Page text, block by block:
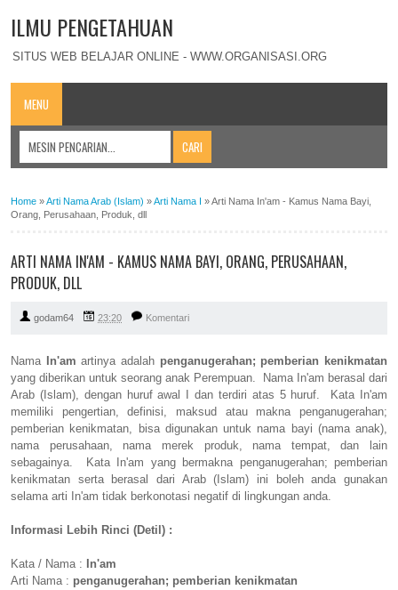
ILMU PENGETAHUAN
SITUS WEB BELAJAR ONLINE - WWW.ORGANISASI.ORG
MENU
Home »Arti Nama Arab (Islam) »Arti Nama I »Arti Nama In'am - Kamus Nama Bayi,
Orang, Perusahaan, Produk, dll
ARTI NAMA IN'AM - KAMUS NAMA BAYI, ORANG, PERUSAHAAN,
PRODUK, DLL
godam64 23:20 Komentari
Nama In'am artinya adalah penganugerahan; pemberian kenikmatan
yang diberikan untuk seorang anak Perempuan. Nama In'am berasal dari
Arab (Islam), dengan huruf awal I dan terdiri atas 5 huruf. Kata In'am
memiliki pengertian, definisi, maksud atau makna penganugerahan;
pemberian kenikmatan, bisa digunakan untuk nama bayi (nama anak),
nama perusahaan, nama merek produk, nama tempat, dan lain
sebagainya. Kata In'am yang bermakna penganugerahan; pemberian
kenikmatan serta berasal dari Arab (Islam) ini boleh anda gunakan
selama arti In'am tidak berkonotasi negatif di lingkungan anda.
Informasi Lebih Rinci (Detil) :
Kata / Nama :
In'am
Arti Nama : penganugerahan; pemberian kenikmatan